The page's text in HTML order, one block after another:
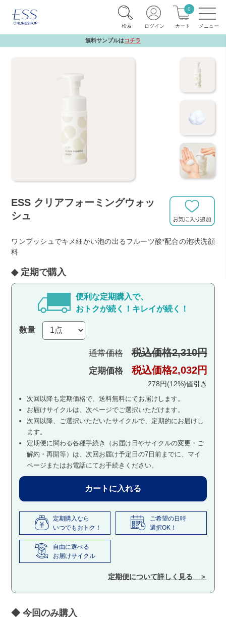
検索 ログイン カート
0
無料サンプルはコチラ
ESS クリアフォーミングウォッ
シュ
ワンプッシュでキメ細かい泡の出るフルーツ酸*配合の泡状洗顔
料
通常価格 税込価格2,310円
定期価格 税込価格2,032円
278円(12%)値引き
便利な定期購入で、
おトクが続く！キレイが続く！
次回以降も定期価格で、送料無料にてお届けします。
お届けサイクルは、次ページでご選択いただけます。
次回以降、ご選択いただいたサイクルで、定期的にお届けし
ます。
定期便に関わる各種手続き（お届け日やサイクルの変更・ご
解約・再開等）は、 次回お届け予定日の7日前までに、マイ
ページまたはお電話にてお手続きください。
数量
カートに入れる
定期購入なら
いつでもおトク！
ご希望の日時
選択OK！
自由に選べる
お届けサイクル
定期便について詳しく見る ＞